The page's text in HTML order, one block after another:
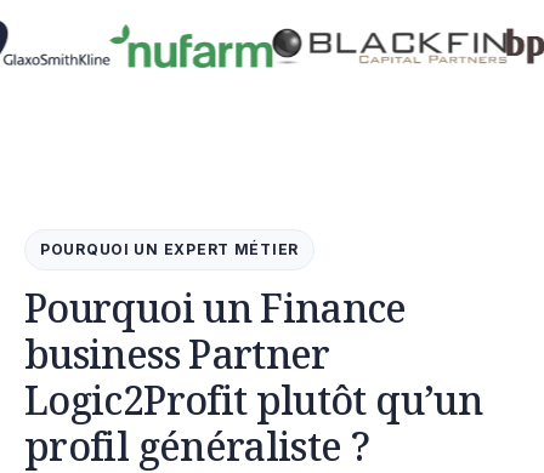
POURQUOI UN EXPERT MÉTIER
Pourquoi un Finance
business Partner
Logic2Profit plutôt qu’un
profil généraliste ?